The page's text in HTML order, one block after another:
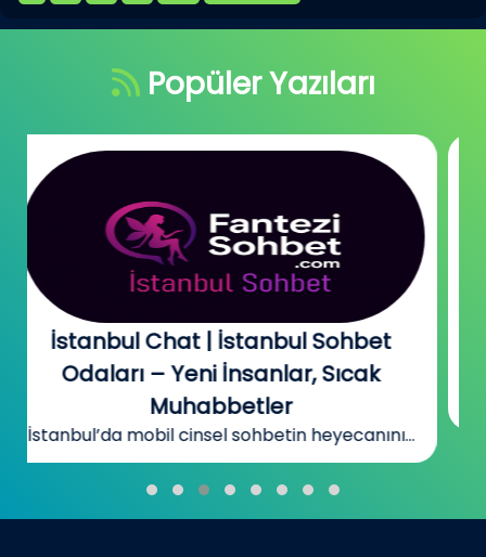
Popüler Yazıları
Bursa Online Sohbet – Ücretsiz Chat
ve Arkadaşlık Odaları
Bursa’da sohbetin heyecanını ve gizemini...